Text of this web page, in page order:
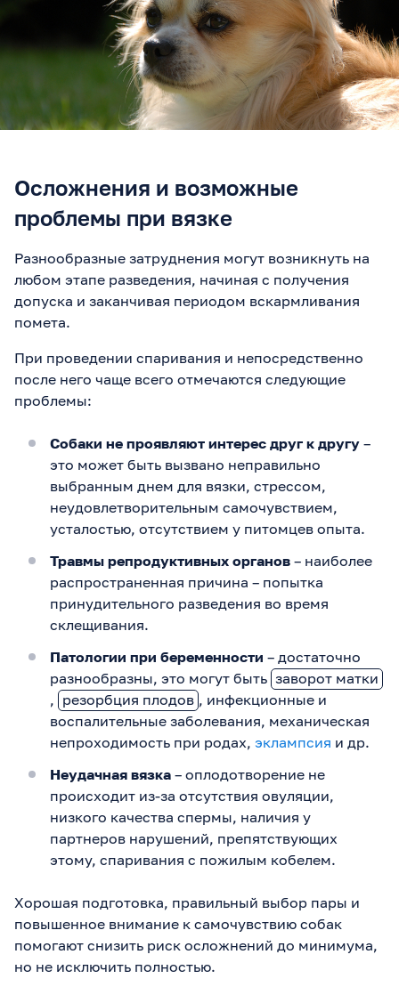
Осложнения и возможные
проблемы при вязке
Разнообразные затруднения могут возникнуть на
любом этапе разведения, начиная с получения
допуска и заканчивая периодом вскармливания
помета.
При проведении спаривания и непосредственно
после него чаще всего отмечаются следующие
проблемы:
Собаки не проявляют интерес друг к другу –
это может быть вызвано неправильно
выбранным днем для вязки, стрессом,
неудовлетворительным самочувствием,
усталостью, отсутствием у питомцев опыта.
Травмы репродуктивных органов – наиболее
распространенная причина – попытка
принудительного разведения во время
склещивания.
Патологии при беременности – достаточно
разнообразны, это могут быть заворот матки
, резорбция плодов , инфекционные и
воспалительные заболевания, механическая
непроходимость при родах, эклампсия и др.
Неудачная вязка – оплодотворение не
происходит из-за отсутствия овуляции,
низкого качества спермы, наличия у
партнеров нарушений, препятствующих
этому, спаривания с пожилым кобелем.
Хорошая подготовка, правильный выбор пары и
повышенное внимание к самочувствию собак
помогают снизить риск осложнений до минимума,
но не исключить полностью.